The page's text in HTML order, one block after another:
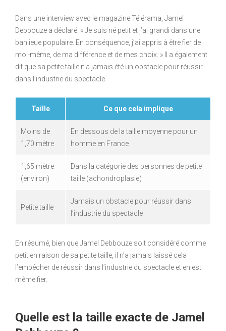
Dans une interview avec le magazine Télérama, Jamel
Debbouze a déclaré: « Je suis né petit et j’ai grandi dans une
banlieue populaire. En conséquence, j’ai appris à être fier de
moi-même, de ma différence et de mes choix. » Il a également
dit que sa petite taille n’a jamais été un obstacle pour réussir
dans l’industrie du spectacle.
Taille Ce que cela implique
Moins de
1,70 mètre
En dessous de la taille moyenne pour un
homme en France
1,65 mètre
(environ)
Dans la catégorie des personnes de petite
taille (achondroplasie)
Petite taille
Jamais un obstacle pour réussir dans
l’industrie du spectacle
En résumé, bien que Jamel Debbouze soit considéré comme
petit en raison de sa petite taille, il n’a jamais laissé cela
l’empêcher de réussir dans l’industrie du spectacle et en est
même fier.
Quelle est la taille exacte de Jamel